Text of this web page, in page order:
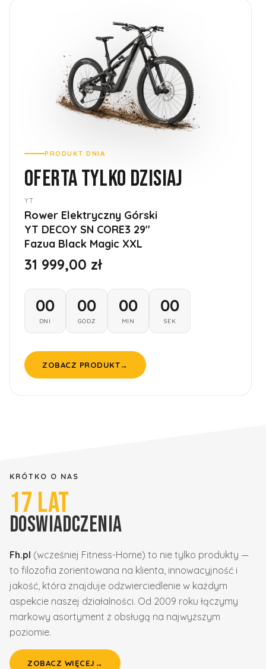
PRODUKT DNIA
OFERTA TYLKO DZISIAJ
YT
Rower Elektryczny Górski
YT DECOY SN CORE3 29''
Fazua Black Magic XXL
31 999,00 zł
00
DNI
00
GODZ
00
MIN
00
SEK
ZOBACZ PRODUKT→
KRÓTKO O NAS
17 LAT
DOSWIADCZENIA
Fh.pl (wcześniej Fitness-Home) to nie tylko produkty —
to filozofia zorientowana na klienta, innowacyjność i
jakość, która znajduje odzwierciedlenie w każdym
aspekcie naszej działalności. Od 2009 roku łączymy
markowy asortyment z obsługą na najwyższym
poziomie.
ZOBACZ WIĘCEJ →